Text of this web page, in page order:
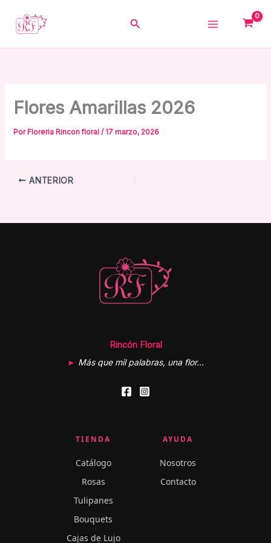
contenido
Buscar
Flores Amarillas 2026
Por Floreria Rincon floral/ 17 marzo, 2026
ANTERIOR
Rincón Floral
► Más que mil palabras, una flor…
TIENDA
Catálogo
Rosas
Tulipanes
Bouquets
Cajas de Lujo
AYUDA
Nosotros
Contacto